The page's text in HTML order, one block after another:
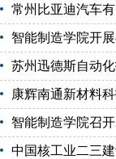
常州比亚迪汽车
智能制造学院开
苏州迅德斯自动
康辉南通新材料
智能制造学院召
中国核工业二三